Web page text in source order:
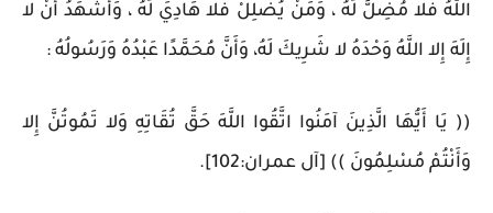
اللَّهُ فَلا مُضِلَّ لَهُ ، وَمَنْ يُضْلِلْ فَلا هَادِيَ لَهُ ، وَأَشْهَدُ أَنْ لا
إِلَهَ إِلا اللَّهُ وَحْدَهُ لا شَرِيكَ لَهُ، وَأَنَّ مُحَمَّدًا عَبْدُهُ وَرَسُولُهُ ‏:‏
‏(( يَا أَيُّهَا الَّذِينَ آمَنُوا اتَّقُوا اللَّهَ حَقَّ تُقَاتِهِ وَلا تَمُوتُنَّ إِلا
وَأَنْتُمْ مُسْلِمُونَ )) [آل عمران:102].